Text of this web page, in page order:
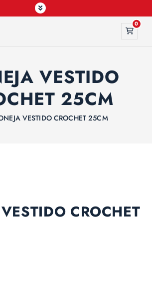
0
VESTIDO
25CM
VESTIDO CROCHET 25CM
CROCHET